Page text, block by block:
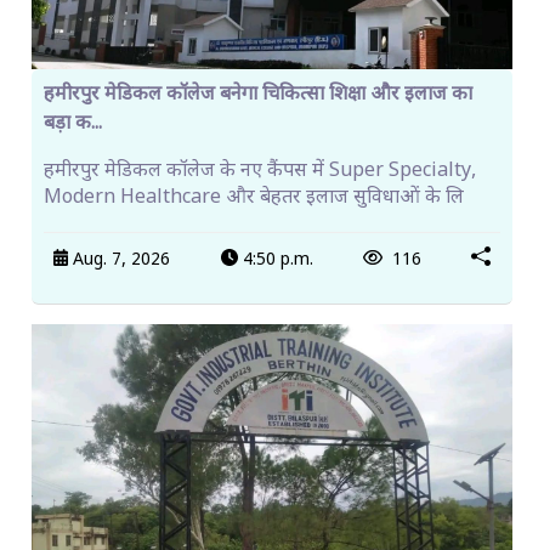
हमीरपुर मेडिकल कॉलेज बनेगा चिकित्सा शिक्षा और इलाज का
बड़ा क...
हमीरपुर मेडिकल कॉलेज के नए कैंपस में Super Specialty,
Modern Healthcare और बेहतर इलाज सुविधाओं के लि
Aug. 7, 2026 4:50 p.m. 116